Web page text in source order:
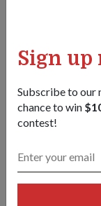
Sign up
Subscribe to our
chance to win
contest!
"Di Singapura,
memanfaatkan
"Dengan
setiap titisan
untuk kegunaan
Dr Ng (kiri)
yang